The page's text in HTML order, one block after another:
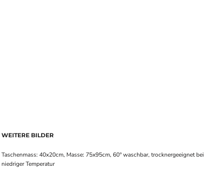
WEITERE BILDER
Taschenmass: 40x20cm, Masse: 75x95cm, 60° waschbar, trocknergeeignet bei
niedriger Temperatur